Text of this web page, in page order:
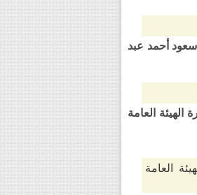
سعود أحمد عبد
تشكيل مجلس إدارة الهيئة العامة
العامة